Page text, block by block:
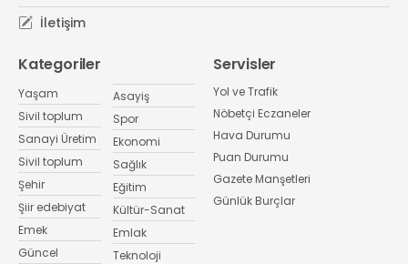
İletişim
Kategoriler
Yaşam
Sivil toplum
Sanayi Üretim
Sivil toplum
Şehir
Şiir edebiyat
Emek
Güncel
Asayiş
Spor
Ekonomi
Sağlık
Eğitim
Kültür-Sanat
Emlak
Teknoloji
Servisler
Yol ve Trafik
Nöbetçi Eczaneler
Hava Durumu
Puan Durumu
Gazete Manşetleri
Günlük Burçlar